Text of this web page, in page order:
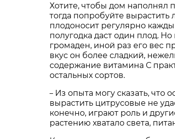
Хотите, чтобы дом наполнял
тогда попробуйте
плодоносит регулярно
полугодка даст один плод.
громаден, иной раз его вес
вкус он более сладкий,
содержание витамина С
остальных сортов.
– Из опыта могу сказать, что
вырастить цитрусовые не
конечно, играют роль и
растению хватало света,